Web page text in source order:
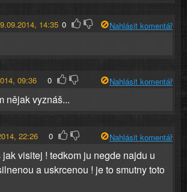
14:35 0 Nahlásit komentář
09:36 0 Nahlásit komentář
nějak vyznáš...
22:26 0 Nahlásit komentář
visitej ! tedkom ju negde najdu u
a uskrcenou ! je to smutny toto